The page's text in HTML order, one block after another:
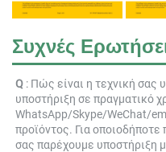
Συχνές
Q : Πώς είναι η τεχνική σας
υποστήριξη σε πραγματικό
WhatsApp/Skype/WeChat/
προϊόντος. Για
σας παρέχουμε υποστήριξη